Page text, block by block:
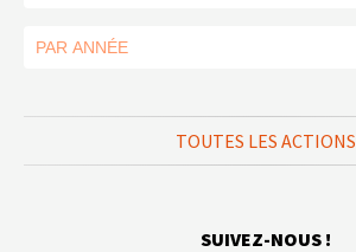
TOUTES LES ACTIONS
SUIVEZ-NOUS !